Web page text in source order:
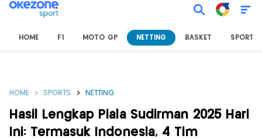
HOME F1 MOTO GP NETTING BASKET SPORT
HOME SPORTS NETTING
Hasil Lengkap Piala Sudirman 2025 Hari
Ini: Termasuk Indonesia, 4 Tim